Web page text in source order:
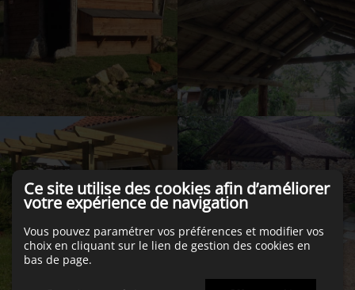
Ce site utilise des cookies afin d’améliorer
votre expérience de navigation
Vous pouvez paramétrer vos préférences et modifier vos
choix en cliquant sur le lien de gestion des cookies en
bas de page.